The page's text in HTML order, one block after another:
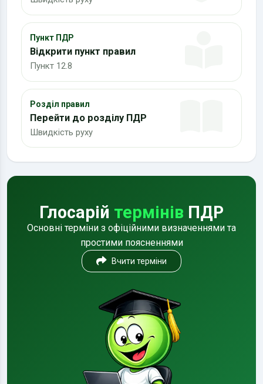
Пункт ПДР
Відкрити пункт правил
Пункт 12.8
Розділ правил
Перейти до розділу ПДР
Швидкість руху
Глосарій термінів ПДР
Основні терміни з офіційними визначеннями та
простими поясненнями
Вчити терміни